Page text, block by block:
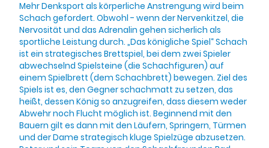
Mehr Denksport als körperliche Anstrengung wird beim
Schach gefordert. Obwohl - wenn der Nervenkitzel, die
Nervosität und das Adrenalin gehen sicherlich als
sportliche Leistung durch. „Das königliche Spiel“ Schach
ist ein strategisches Brettspiel, bei dem zwei Spieler
abwechselnd Spielsteine (die Schachfiguren) auf
einem Spielbrett (dem Schachbrett) bewegen. Ziel des
Spiels ist es, den Gegner schachmatt zu setzen, das
heißt, dessen König so anzugreifen, dass diesem weder
Abwehr noch Flucht möglich ist. Beginnend mit den
Bauern gilt es dann mit den Läufern, Springern, Türmen
und der Dame strategisch kluge Spielzüge abzusetzen.